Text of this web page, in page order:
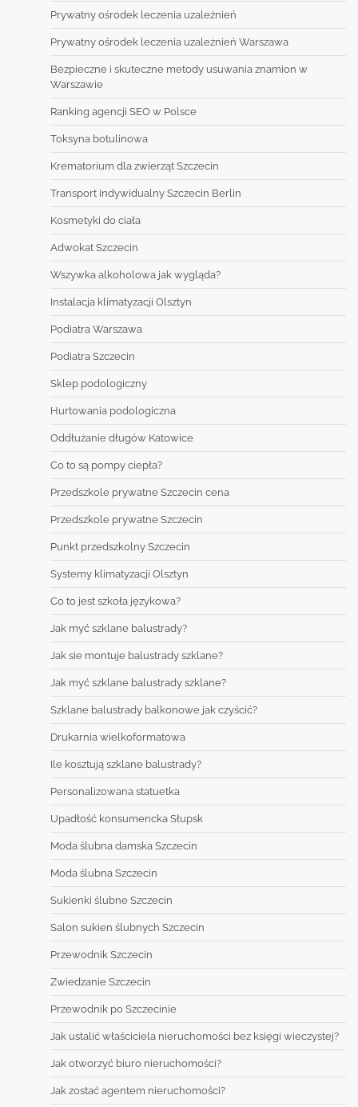
Prywatny ośrodek leczenia uzależnień
Prywatny ośrodek leczenia uzależnień Warszawa
Bezpieczne i skuteczne metody usuwania znamion w
Warszawie
Ranking agencji SEO w Polsce
Toksyna botulinowa
Krematorium dla zwierząt Szczecin
Transport indywidualny Szczecin Berlin
Kosmetyki do ciała
Adwokat Szczecin
Wszywka alkoholowa jak wygląda?
Instalacja klimatyzacji Olsztyn
Podiatra Warszawa
Podiatra Szczecin
Sklep podologiczny
Hurtowania podologiczna
Oddłużanie długów Katowice
Co to są pompy ciepła?
Przedszkole prywatne Szczecin cena
Przedszkole prywatne Szczecin
Punkt przedszkolny Szczecin
Systemy klimatyzacji Olsztyn
Co to jest szkoła językowa?
Jak myć szklane balustrady?
Jak sie montuje balustrady szklane?
Jak myć szklane balustrady szklane?
Szklane balustrady balkonowe jak czyścić?
Drukarnia wielkoformatowa
Ile kosztują szklane balustrady?
Personalizowana statuetka
Upadłość konsumencka Słupsk
Moda ślubna damska Szczecin
Moda ślubna Szczecin
Sukienki ślubne Szczecin
Salon sukien ślubnych Szczecin
Przewodnik Szczecin
Zwiedzanie Szczecin
Przewodnik po Szczecinie
Jak ustalić właściciela nieruchomości bez księgi wieczystej?
Jak otworzyć biuro nieruchomości?
Jak zostać agentem nieruchomości?